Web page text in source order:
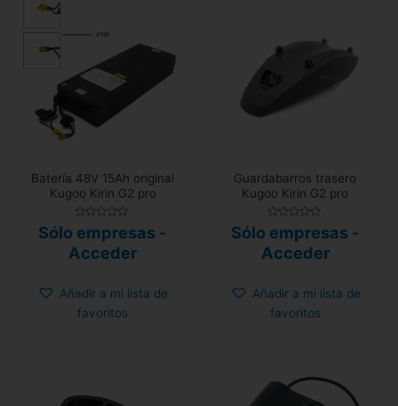
Batería 48V 15Ah original
Kugoo Kirin G2 pro
con
0
de
Sólo empresas -
Acceder
Añadir a mi lista de
favoritos
Guardabarros trasero
Kugoo Kirin G2 pro
con
0
de
Sólo empresas -
Acceder
Añadir a mi lista de
favoritos